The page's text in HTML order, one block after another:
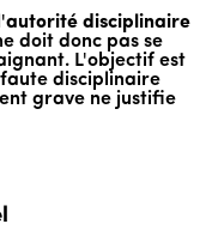
autorité disciplinaire
doit donc pas se
L'objectif est
disciplinaire
grave ne justifie